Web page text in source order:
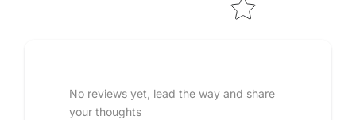
No reviews yet, lead the way and share
your thoughts